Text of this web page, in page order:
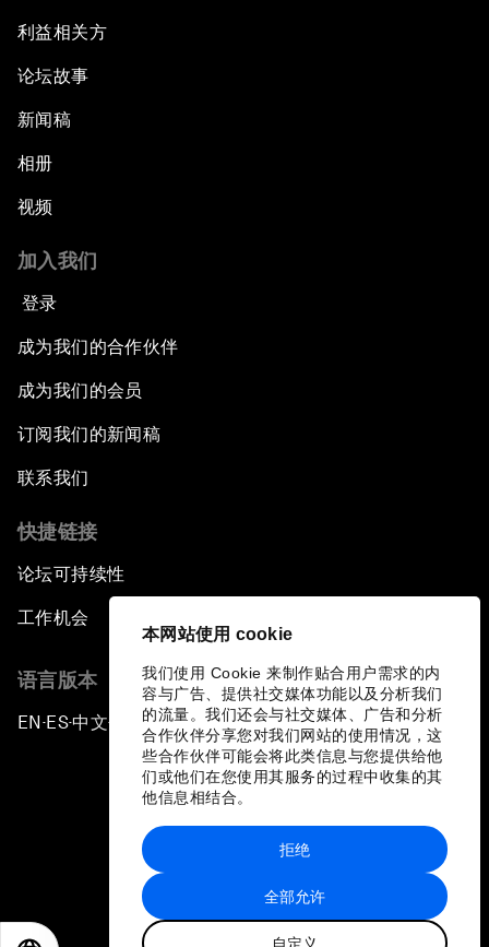
本网站使用 cookie
我们使用 Cookie 来制作贴合用户需求的内
容与广告、提供社交媒体功能以及分析我们
的流量。我们还会与社交媒体、广告和分析
合作伙伴分享您对我们网站的使用情况，这
些合作伙伴可能会将此类信息与您提供给他
们或他们在您使用其服务的过程中收集的其
他信息相结合。
全部允许
自定义
拒绝
利益相关方
论坛故事
新闻稿
相册
视频
加入我们
登录
成为我们的合作伙伴
成为我们的会员
订阅我们的新闻稿
联系我们
快捷链接
论坛可持续性
工作机会
语言版本
EN ▪ES▪中文▪ 日本語
站点地图